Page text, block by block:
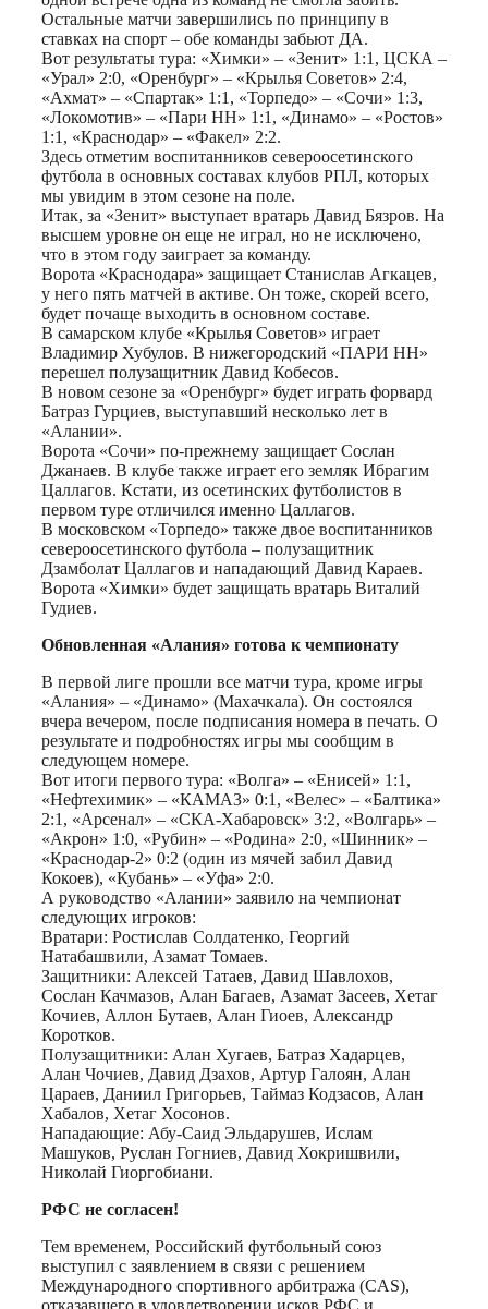
Остальные матчи завершились по принципу в
ставках на спорт – обе команды забьют ДА.
Вот результаты тура: «Химки» – «Зенит» 1:1, ЦСКА –
«Урал» 2:0, «Оренбург» – «Крылья Советов» 2:4,
«Ахмат» – «Спартак» 1:1, «Торпедо» – «Сочи» 1:3,
«Локомотив» – «Пари НН» 1:1, «Динамо» – «Ростов»
1:1, «Краснодар» – «Факел» 2:2.
Здесь отметим воспитанников североосетинского
футбола в основных составах клубов РПЛ, которых
мы увидим в этом сезоне на поле.
Итак, за «Зенит» выступает вратарь Давид Бязров. На
высшем уровне он еще не играл, но не исключено,
что в этом году заиграет за команду.
Ворота «Краснодара» защищает Станислав Агкацев,
у него пять матчей в активе. Он тоже, скорей всего,
будет почаще выходить в основном составе.
В самарском клубе «Крылья Советов» играет
Владимир Хубулов. В нижегородский «ПАРИ НН»
перешел полузащитник Давид Кобесов.
В новом сезоне за «Оренбург» будет играть форвард
Батраз Гурциев, выступавший несколько лет в
«Алании».
Ворота «Сочи» по-прежнему защищает Сослан
Джанаев. В клубе также играет его земляк Ибрагим
Цаллагов. Кстати, из осетинских футболистов в
первом туре отличился именно Цаллагов.
В московском «Торпедо» также двое воспитанников
североосетинского футбола – полузащитник
Дзамболат Цаллагов и нападающий Давид Караев.
Ворота «Химки» будет защищать вратарь Виталий
Гудиев.
Обновленная «Алания» готова к чемпионату
В первой лиге прошли все матчи тура, кроме игры
«Алания» – «Динамо» (Махачкала). Он состоялся
вчера вечером, после подписания номера в печать. О
результате и подробностях игры мы сообщим в
следующем номере.
Вот итоги первого тура: «Волга» – «Енисей» 1:1,
«Нефтехимик» – «КАМАЗ» 0:1, «Велес» – «Балтика»
2:1, «Арсенал» – «СКА-Хабаровск» 3:2, «Волгарь» –
«Акрон» 1:0, «Рубин» – «Родина» 2:0, «Шинник» –
«Краснодар-2» 0:2 (один из мячей забил Давид
Кокоев), «Кубань» – «Уфа» 2:0.
А руководство «Алании» заявило на чемпионат
следующих игроков:
Вратари: Ростислав Солдатенко, Георгий
Натабашвили, Азамат Томаев.
Защитники: Алексей Татаев, Давид Шавлохов,
Сослан Качмазов, Алан Багаев, Азамат Засеев, Хетаг
Кочиев, Аллон Бутаев, Алан Гиоев, Александр
Коротков.
Полузащитники: Алан Хугаев, Батраз Хадарцев,
Алан Чочиев, Давид Дзахов, Артур Галоян, Алан
Цараев, Даниил Григорьев, Таймаз Кодзасов, Алан
Хабалов, Хетаг Хосонов.
Нападающие: Абу-Саид Эльдарушев, Ислам
Машуков, Руслан Гогниев, Давид Хокришвили,
Николай Гиоргобиани.
РФС не согласен!
Тем временем, Российский футбольный союз
выступил с заявлением в связи с решением
Международного спортивного арбитража (CAS),
отказавшего в удовлетворении исков РФС и